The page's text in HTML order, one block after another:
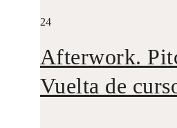
24
Afterwork.
Vuelta de